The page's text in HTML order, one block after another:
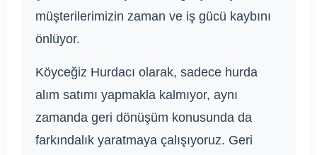
müşterilerimizin zaman ve iş gücü kaybını
önlüyor.
Köyceğiz Hurdacı olarak, sadece hurda
alım satımı yapmakla kalmıyor, aynı
zamanda geri dönüşüm konusunda da
farkındalık yaratmaya çalışıyoruz. Geri